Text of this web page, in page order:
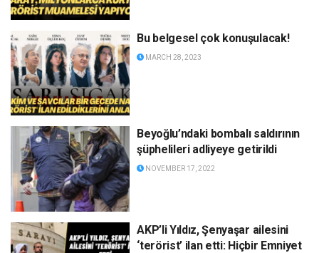
Bu belgesel çok konuşulacak!
MARCH 28, 2023
Beyoğlu’ndaki bombalı saldırının
şüphelileri adliyeye getirildi
NOVEMBER 17, 2022
AKP’li Yıldız, Şenyaşar ailesini
‘terörist’ ilan etti: Hiçbir Emniyet